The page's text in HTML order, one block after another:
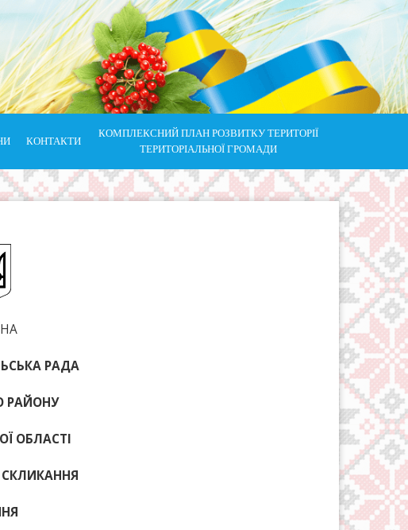
КОНТАКТИ
КОМПЛЕКСНИЙ ПЛАН РОЗВИТКУ ТЕРИТОРІЇ
ТЕРИТОРІАЛЬНОЇ ГРОМАДИ
РАДА
РАЙОНУ
ОБЛАСТІ
СКЛИКАННЯ